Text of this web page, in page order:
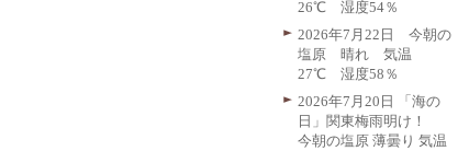
26℃ 湿度54％
2026年7月22日 今朝の
塩原 晴れ 気温
27℃ 湿度58％
2026年7月20日 「海の
日」関東梅雨明け！
今朝の塩原 薄曇り 気温